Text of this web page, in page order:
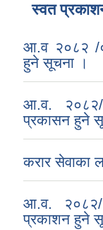
स्वत
आ.व २०८२ /
हुने सूचना ।
आ.व. २०८२/
प्रकासन हुने
करार सेवाका
आ.व. २०८२/
प्रकाशन हुने